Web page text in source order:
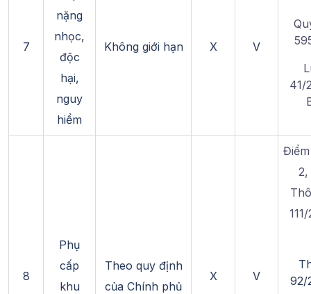
7
nặng
nhọc,
độc
hại,
nguy
hiểm
Không giới hạn X V
41/
8
Phụ
cấp
khu
Theo quy định
của Chính phủ
X V
2,
T
92/